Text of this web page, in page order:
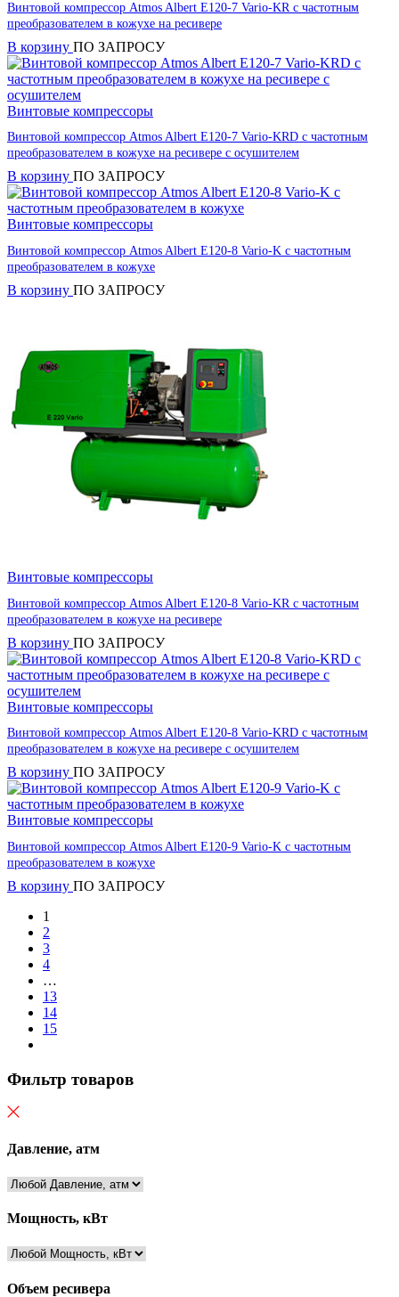
Винтовой компрессор Atmos Albert E120-7 Vario-KR с частотным
преобразователем в кожухе на ресивере
В корзину ПО ЗАПРОСУ
Винтовые компрессоры
Винтовой компрессор Atmos Albert E120-7 Vario-KRD с частотным
преобразователем в кожухе на ресивере с осушителем
В корзину ПО ЗАПРОСУ
Винтовые компрессоры
Винтовой компрессор Atmos Albert E120-8 Vario-K с частотным
преобразователем в кожухе
В корзину ПО ЗАПРОСУ
Винтовые компрессоры
Винтовой компрессор Atmos Albert E120-8 Vario-KR с частотным
преобразователем в кожухе на ресивере
В корзину ПО ЗАПРОСУ
Винтовые компрессоры
Винтовой компрессор Atmos Albert E120-8 Vario-KRD с частотным
преобразователем в кожухе на ресивере с осушителем
В корзину ПО ЗАПРОСУ
Винтовые компрессоры
Винтовой компрессор Atmos Albert E120-9 Vario-K с частотным
преобразователем в кожухе
В корзину ПО ЗАПРОСУ
1
2
3
4
…
13
14
15
Фильтр товаров
Давление, атм
Мощность, кВт
Объем ресивера